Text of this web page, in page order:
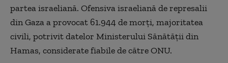
partea israeliană. Ofensiva israeliană de represalii
din Gaza a provocat 61.944 de morţi, majoritatea
civili, potrivit datelor Ministerului Sănătăţii din
Hamas, considerate fiabile de către ONU.